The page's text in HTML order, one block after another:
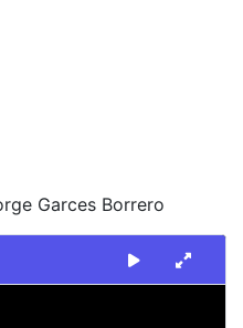
Garces Borrero